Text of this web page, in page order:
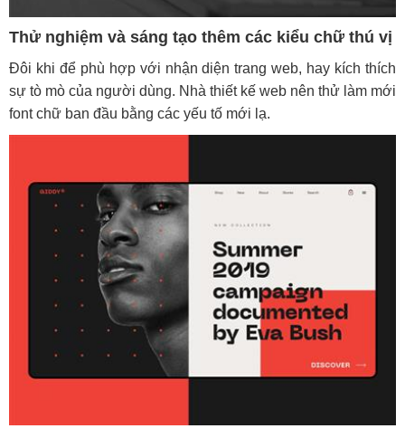
Thử nghiệm và sáng tạo thêm các kiểu chữ thú vị
Đôi khi để phù hợp với nhận diện trang web, hay kích thích
sự tò mò của người dùng. Nhà thiết kế web nên thử làm mới
font chữ ban đầu bằng các yếu tố mới lạ.